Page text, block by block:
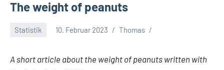
The weight of peanuts
Statistik 10. Februar 2023 Thomas
A short article about the weight of peanuts written with